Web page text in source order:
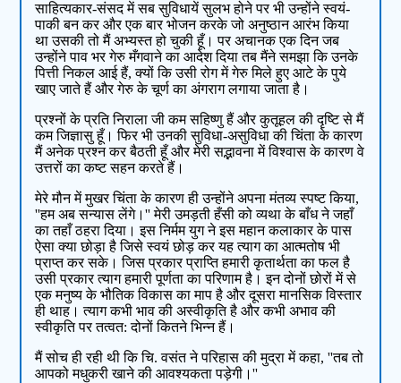
साहित्यकार-संसद में सब सुविधायें सुलभ होने पर भी उन्होंने स्वयं-
पाकी बन कर और एक बार भोजन करके जो अनुष्ठान आरंभ किया
था उसकी तो मैं अभ्यस्त हो चुकी हूँ। पर अचानक एक दिन जब
उन्होंने पाव भर गेरु मँगवाने का आदेश दिया तब मैंने समझा कि उनके
पित्ती निकल आई हैं, क्यों कि उसी रोग में गेरु मिले हुए आटे के पुये
खाए जाते हैं और गेरु के चूर्ण का अंगराग लगाया जाता है।
प्रश्नों के प्रति निराला जी कम सहिष्णु हैं और कुतूहल की दृष्टि से मैं
कम जिज्ञासु हूँ। फिर भी उनकी सुविधा-असुविधा की चिंता के कारण
मैं अनेक प्रश्न कर बैठती हूँ और मेरी सद्भावना में विश्वास के कारण वे
उत्तरों का कष्ट सहन करते हैं।
मेरे मौन में मुखर चिंता के कारण ही उन्होंने अपना मंतव्य स्पष्ट किया,
''हम अब सन्यास लेंगे।'' मेरी उमड़ती हँसी को व्यथा के बाँध ने जहाँ
का तहाँ ठहरा दिया। इस निर्मम युग ने इस महान कलाकार के पास
ऐसा क्या छोड़ा है जिसे स्वयं छोड़ कर यह त्याग का आत्मतोष भी
प्राप्त कर सके। जिस प्रकार प्राप्ति हमारी कृतार्थता का फल है
उसी प्रकार त्याग हमारी पूर्णता का परिणाम है। इन दोनों छोरों में से
एक मनुष्य के भौतिक विकास का माप है और दूसरा मानसिक विस्तार
ही थाह। त्याग कभी भाव की अस्वीकृति है और कभी अभाव की
स्वीकृति पर तत्वत: दोनों कितने भिन्न हैं।
मैं सोच ही रही थी कि चि. वसंत ने परिहास की मुद्रा में कहा, ''तब तो
आपको मधुकरी खाने की आवश्यकता पड़ेगी।''